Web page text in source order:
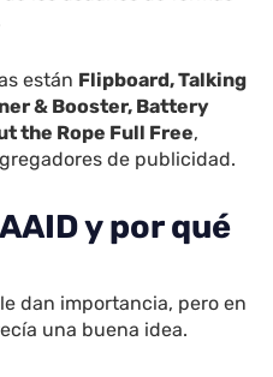
están Flipboard, Talking
& Booster, Battery
the Rope Full Free,
de publicidad.
y por qué
dan importancia, pero en
una buena idea.